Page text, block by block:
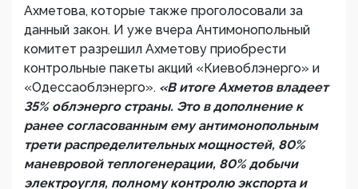
Ахметова, которые также проголосовали за
данный закон. И уже вчера Антимонопольный
комитет разрешил Ахметову приобрести
контрольные пакеты акций «Киевоблэнерго» и
«Одессаоблэнерго». «В итоге Ахметов владеет
35% облэнерго страны. Это в дополнение к
ранее согласованным ему антимонопольным
трети распределительных мощностей, 80%
маневровой теплогенерации, 80% добычи
электроугля, полному контролю экспорта и